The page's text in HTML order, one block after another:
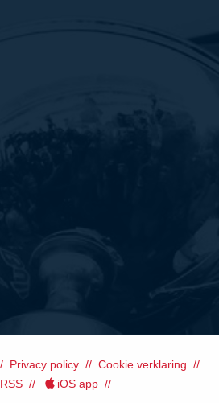
Privacy policy
Cookie verklaring
RSS
iOS app